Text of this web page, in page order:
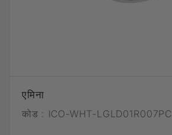
एमिना
कोड : ICO-WHT-LGLD01R007PC